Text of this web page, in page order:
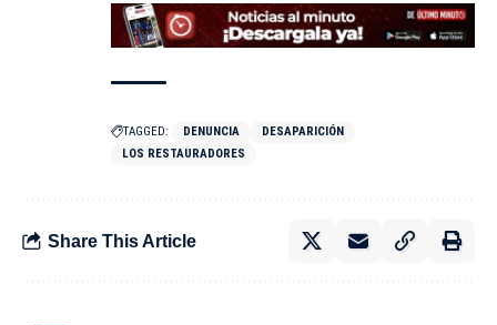
TAGGED: DENUNCIA
DESAPARICIÓN
LOS RESTAURADORES
Share This Article